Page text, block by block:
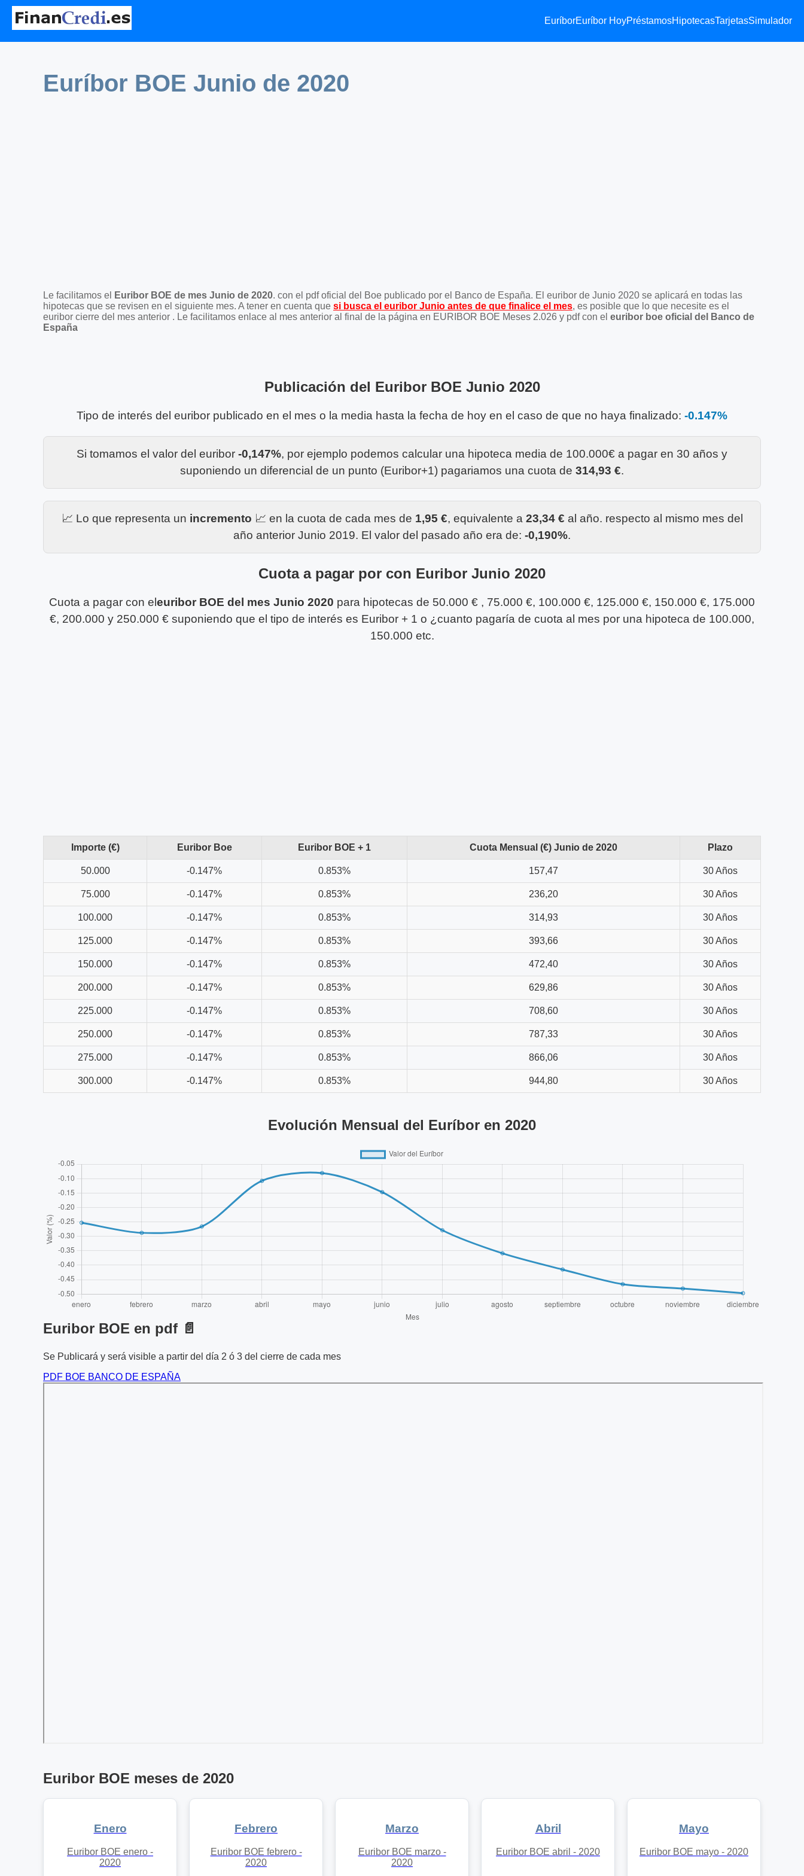
EuríborEuríbor HoyPréstamosHipotecasTarjetasSimulador
Euríbor BOE Junio de 2020
Le facilitamos el Euribor BOE de mes Junio de 2020. con el pdf oficial del Boe publicado por el Banco de España. El euribor de Junio 2020 se aplicará en todas las
hipotecas que se revisen en el siguiente mes. A tener en cuenta que si busca el euribor Junio antes de que finalice el mes, es posible que lo que necesite es el
euribor cierre del mes anterior . Le facilitamos enlace al mes anterior al final de la página en EURIBOR BOE Meses 2.026 y pdf con el euribor boe oficial del Banco de
España
Publicación del Euribor BOE Junio 2020
Tipo de interés del euribor publicado en el mes o la media hasta la fecha de hoy en el caso de que no haya finalizado: -0.147%
Si tomamos el valor del euribor -0,147%, por ejemplo podemos calcular una hipoteca media de 100.000€ a pagar en 30 años y
suponiendo un diferencial de un punto (Euribor+1) pagariamos una cuota de 314,93 €.
📈 Lo que representa un incremento 📈 en la cuota de cada mes de 1,95 €, equivalente a 23,34 € al año. respecto al mismo mes del
año anterior Junio 2019. El valor del pasado año era de: -0,190%.
Cuota a pagar por con Euribor Junio 2020
Cuota a pagar con eleuribor BOE del mes Junio 2020 para hipotecas de 50.000 € , 75.000 €, 100.000 €, 125.000 €, 150.000 €, 175.000
€, 200.000 y 250.000 € suponiendo que el tipo de interés es Euribor + 1 o ¿cuanto pagaría de cuota al mes por una hipoteca de 100.000,
150.000 etc.
Importe (€) Euribor Boe Euribor BOE + 1 Cuota Mensual (€) Junio de 2020 Plazo
50.000 -0.147% 0.853% 157,47 30 Años
75.000 -0.147% 0.853% 236,20 30 Años
100.000 -0.147% 0.853% 314,93 30 Años
125.000 -0.147% 0.853% 393,66 30 Años
150.000 -0.147% 0.853% 472,40 30 Años
200.000 -0.147% 0.853% 629,86 30 Años
225.000 -0.147% 0.853% 708,60 30 Años
250.000 -0.147% 0.853% 787,33 30 Años
275.000 -0.147% 0.853% 866,06 30 Años
300.000 -0.147% 0.853% 944,80 30 Años
Evolución Mensual del Euríbor en 2020
Euribor BOE en pdf 📄
Se Publicará y será visible a partir del día 2 ó 3 del cierre de cada mes
PDF BOE BANCO DE ESPAÑA
Euribor BOE meses de 2020
Enero
Euribor BOE enero -
2020
Febrero
Euribor BOE febrero -
2020
Marzo
Euribor BOE marzo -
2020
Abril
Euribor BOE abril - 2020
Mayo
Euribor BOE mayo - 2020